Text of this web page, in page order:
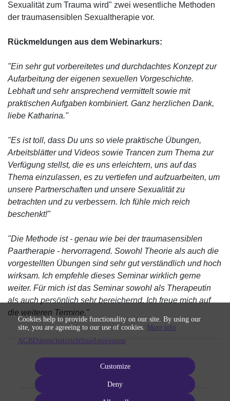
Sexualität zum Trauma wird" zwei wesentliche Methoden
der traumasensiblen Sexualtherapie vor.
Rückmeldungen aus dem Webinarkurs:
"Ein sehr gut vorbereitetes und durchdachtes Konzept zur
Aufarbeitung der eigenen sexuellen Vorgeschichte.
Lebhaft und sehr ansprechend vermittelt sowie mit
praktischen Aufgaben kombiniert. Ganz herzlichen Dank,
liebe Katharina."
"Es ist toll, dass Du uns so viele praktische Übungen,
Arbeitsblätter und Videos sowie Trancen zum Thema zur
Verfügung stellst, die es uns erleichtern, uns auf das
Thema einzulassen, es zu vertiefen und aufzuarbeiten, um
unsere Partnerschaften und unsere Sexualität zu
betrachten und zu verbessern. Ich fühle mich reich
beschenkt!"
"Die Methode ist - genau wie bei der traumasensiblen
Paartherapie - hervorragend. Sowohl Theorie als auch die
vorgestellten Übungen sind sehr gut verständlich und hoch
wirksam. Ich empfehle dieses Seminar wirklich gerne
weiter. Für mich ist das Seminar sowohl als Therapeutin
als auch persönlich sehr bereichernd. Ich freue mich auf
die weiteren Termine."
Cookies help to provide functionality on our site. By using our
site, you are agreeing to our use of cookies. More info
AGB Datenschutzrichtlinie Impressum
Customize
Deny